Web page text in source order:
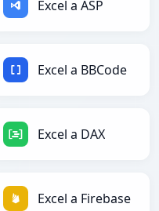
Excel a ASP
Excel a BBCode
Excel a DAX
Excel a Firebase